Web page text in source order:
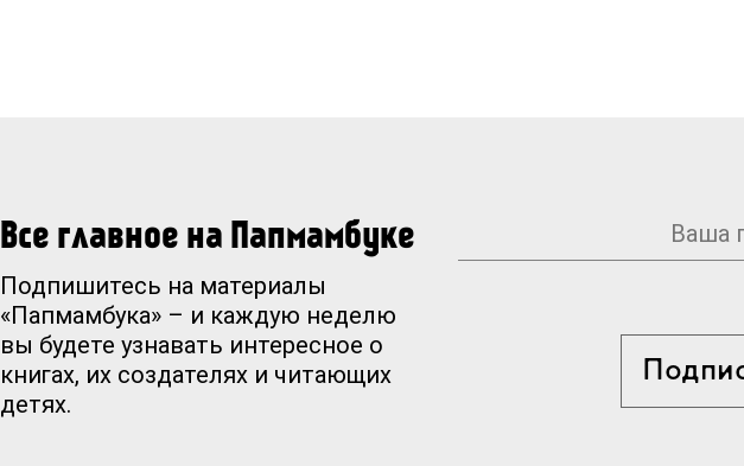
Все главное на Папмамбуке
Подпишитесь на материалы
«Папмамбука» – и каждую неделю
вы будете узнавать интересное о
книгах, их создателях и читающих
детях.